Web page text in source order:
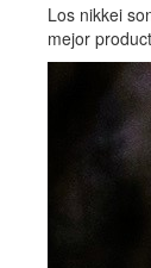
Los nikkei
mejor